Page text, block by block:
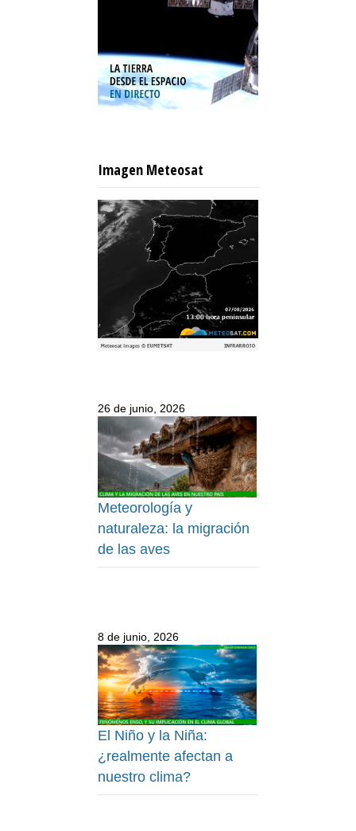
Imagen Meteosat
26 de junio, 2026
Meteorología y
naturaleza: la migración
de las aves
8 de junio, 2026
El Niño y la Niña:
¿realmente afectan a
nuestro clima?